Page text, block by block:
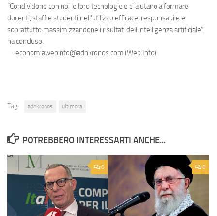
“Condividono con noi le loro tecnologie e ci aiutano a formare
docenti, staff e studenti nell'utilizzo efficace, responsabile e
soprattutto massimizzandone i risultati dell'intelligenza artificiale”,
ha concluso.
—economiawebinfo@adnkronos.com (Web Info)
Tag: adnkronos ultimora
POTREBBERO INTERESSARTI ANCHE...
0 0